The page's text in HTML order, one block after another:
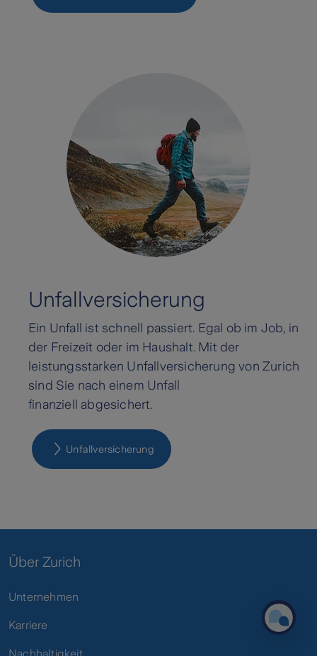
Unfallversicherung
Ein Unfall ist schnell passiert. Egal ob im Job, in
der Freizeit oder im Haushalt. Mit der
leistungsstarken Unfallversicherung von Zurich
sind Sie nach einem Unfall
finanziell abgesichert.
Unfall­versicherung
Über Zurich
Unternehmen
Karriere
Nachhaltigkeit